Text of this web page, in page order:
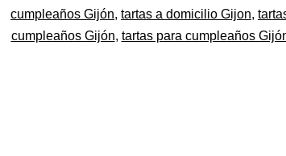
cumpleaños Gijón, tartas a domicilio Gijon,
cumpleaños Gijón, tartas para cumpleaños